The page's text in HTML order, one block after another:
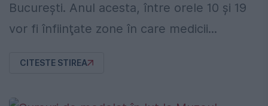
Bucureşti. Anul acesta, între orele 10 şi 19
vor fi înfiinţate zone în care medicii...
CITESTE STIREA